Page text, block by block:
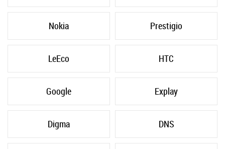
Nokia Prestigio
LeEco HTC
Google Explay
Digma DNS